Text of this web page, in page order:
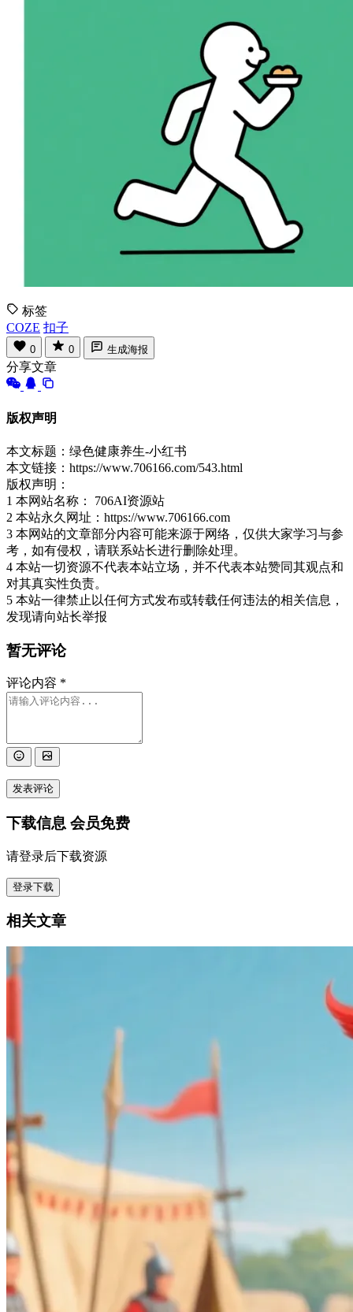
标签
COZE 扣子
0 0 生成海报
分享文章
版权声明
本文标题：绿色健康养生-小红书
本文链接：https://www.706166.com/543.html
版权声明：
1 本网站名称： 706AI资源站
2 本站永久网址：https://www.706166.com
3 本网站的文章部分内容可能来源于网络，仅供大家学习与参
考，如有侵权，请联系站长进行删除处理。
4 本站一切资源不代表本站立场，并不代表本站赞同其观点和
对其真实性负责。
5 本站一律禁止以任何方式发布或转载任何违法的相关信息，
发现请向站长举报
暂无评论
评论内容 *
发表评论
下载信息 会员免费
请登录后下载资源
登录下载
相关文章